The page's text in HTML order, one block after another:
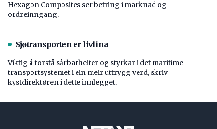
Hexagon Composites ser betring i marknad og
ordreinngang.
Sjøtransporten er livlina
Viktig å forstå ­sårbarheiter og styrkar i det maritime
transport­systemet i ein meir uttrygg verd, skriv
kystdirektøren i dette innlegget.